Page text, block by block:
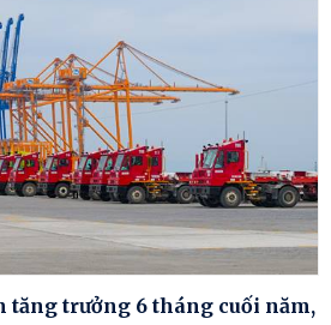
tăng trưởng 6 tháng cuối năm,